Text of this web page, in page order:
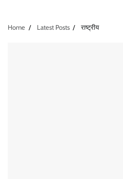
Home Latest Posts राष्ट्रीय